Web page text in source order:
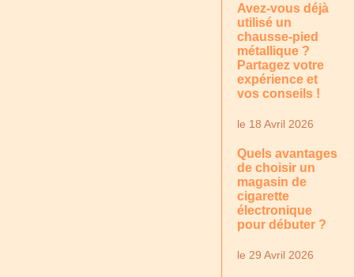
Avez-vous déjà
utilisé un
chausse-pied
métallique ?
Partagez votre
expérience et
vos conseils !
le 18 Avril 2026
Quels avantages
de choisir un
magasin de
cigarette
électronique
pour débuter ?
le 29 Avril 2026